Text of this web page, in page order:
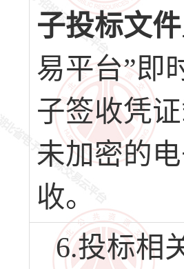
子投标文件
易平台”即
子签收凭
未加密的
收。
6.投标相